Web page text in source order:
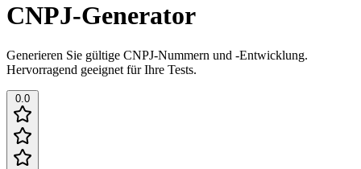
CNPJ-Generator
Generieren Sie gültige CNPJ-Nummern und -Entwicklung.
Hervorragend geeignet für Ihre Tests.
0.0